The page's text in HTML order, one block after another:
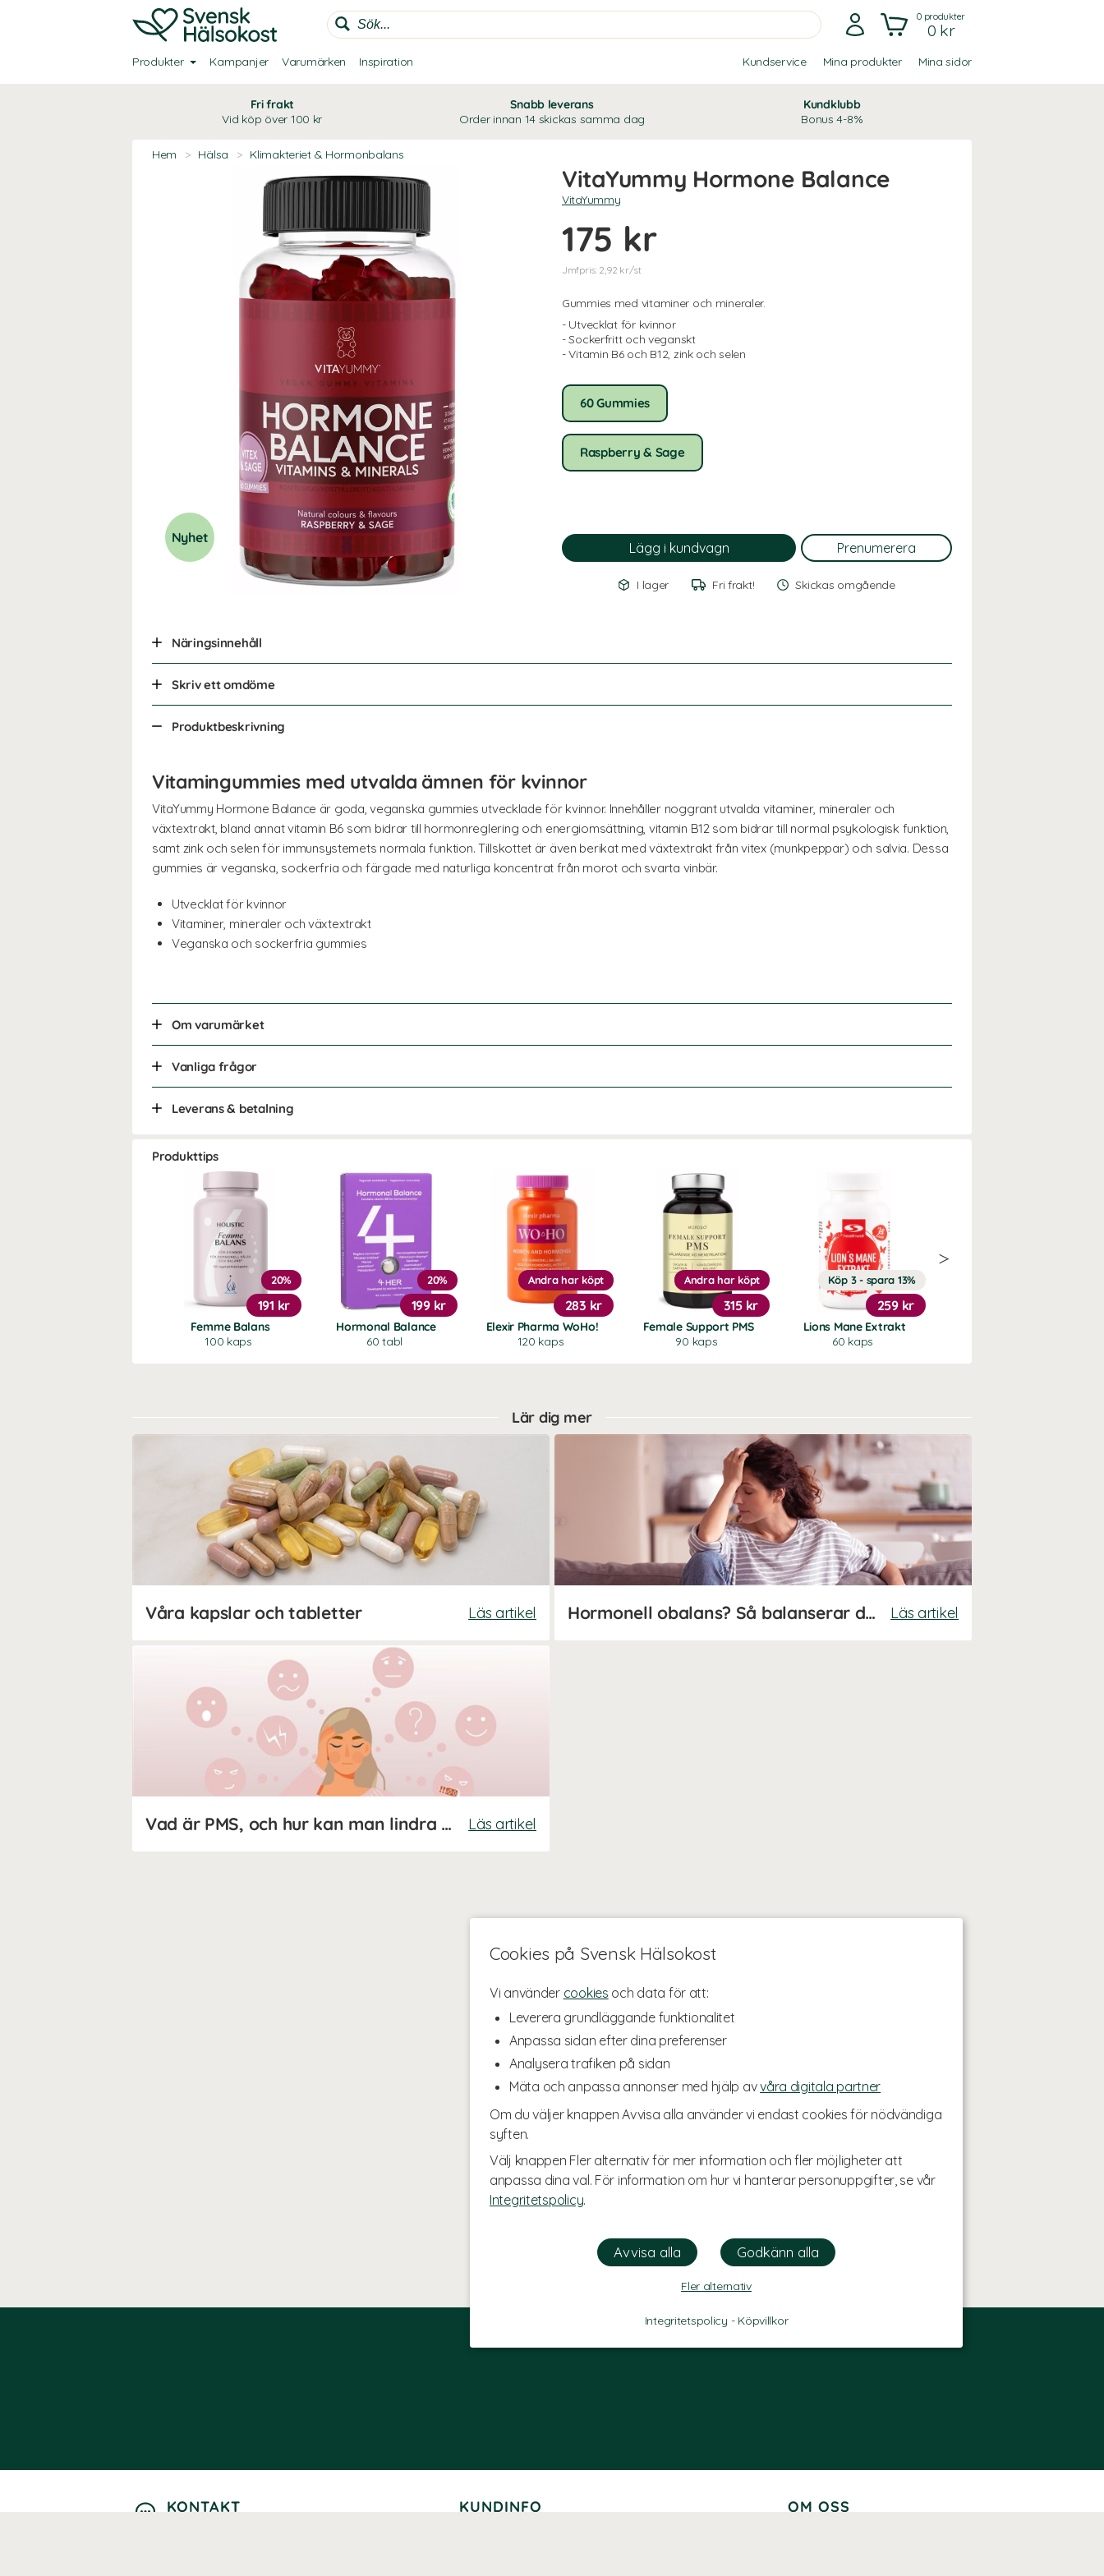
Cookies på Svensk Hälsokost
Vi använder cookies och data för att:
Leverera grundläggande funktionalitet
Anpassa sidan efter dina preferenser
Analysera trafiken på sidan
Mäta och anpassa annonser med hjälp avvåra digitala partner
Om du väljer knappen Avvisa alla använder vi endast cookies för nödvändiga
syften.
Välj knappen Fler alternativ för mer information och fler möjligheter att
anpassa dina val. För information om hur vi hanterar personuppgifter, se vår
Integritetspolicy.
Fler alternativ
Integritetspolicy - Köpvillkor
0produkter
0 kr
Produkter Kampanjer Varumärken Inspiration Kundservice Mina produkter Mina sidor
Fri frakt
Vid köp över 100 kr
Snabb leverans
Order innan 14 skickas samma dag
Kundklubb
Bonus 4-8%
Hem > Hälsa > Klimakteriet & Hormonbalans
Nyhet
VitaYummy Hormone Balance
VitaYummy
175 kr
Jmfpris: 2,92 kr/st
Gummies med vitaminer och mineraler.
- Utvecklat för kvinnor
- Sockerfritt och veganskt
- Vitamin B6 och B12, zink och selen
60 Gummies
Raspberry & Sage
I lager Fri frakt! Skickas omgående
Näringsinnehåll
Skriv ett omdöme
Produktbeskrivning
Vitamingummies med utvalda ämnen för kvinnor
VitaYummy Hormone Balance är goda, veganska gummies utvecklade för kvinnor. Innehåller noggrant utvalda vitaminer, mineraler och
växtextrakt, bland annat vitamin B6 som bidrar till hormonreglering och energiomsättning, vitamin B12 som bidrar till normal psykologisk funktion,
samt zink och selen för immunsystemets normala funktion. Tillskottet är även berikat med växtextrakt från vitex (munkpeppar) och salvia. Dessa
gummies är veganska, sockerfria och färgade med naturliga koncentrat från morot och svarta vinbär.
Utvecklat för kvinnor
Vitaminer, mineraler och växtextrakt
Veganska och sockerfria gummies
Om varumärket
Vanliga frågor
Leverans & betalning
Produkttips
Femme Balans
100 kaps
20%
191 kr
Hormonal Balance
60 tabl
20%
199 kr
Elexir Pharma WoHo!
120 kaps
Andra har köpt
283 kr
Female Support PMS
90 kaps
Andra har köpt
315 kr
Lions Mane Extrakt
60 kaps
Köp 3 - spara 13%
259 kr
Lär dig mer
Våra kapslar och tabletter Läs artikel Hormonell obalans? Så balanserar du dina hormoner på naturlig väg Läs artikel
Vad är PMS, och hur kan man lindra besvären? Läs artikel
KONTAKT KUNDINFO OM OSS